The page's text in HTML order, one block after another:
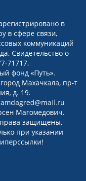
в
в сфере связи,
коммуникаций
Свидетельство о
71717.
фонд «Путь».
Махачкала, пр-т
д. 19.
Магомедович.
права защищены,
при указании